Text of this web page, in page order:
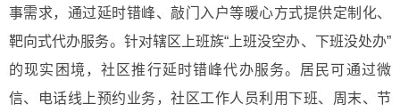
事需求，通过延时错峰、敲门入户等暖心方式提供定制化、
靶向式代办服务。针对辖区上班族“上班没空办、下班没处办”
的现实困境，社区推行延时错峰代办服务。居民可通过微
信、电话线上预约业务，社区工作人员利用下班、周末、节